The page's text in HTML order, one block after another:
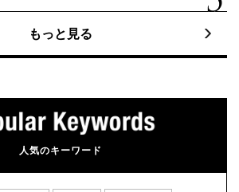
もっと見る
人気のキーワード